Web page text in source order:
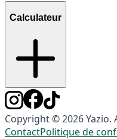
Calculateur
Copyright © 2026 Yazio.
ContactPolitique de